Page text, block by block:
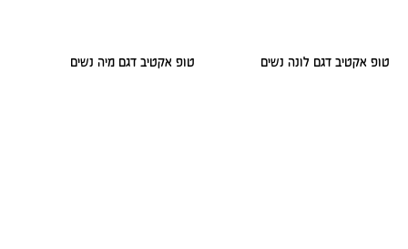
טופ אקטיב דגם לונה נשים טופ אקטיב דגם מיה נשים